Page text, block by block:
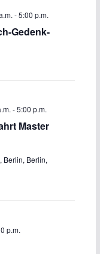
u
n
A
n
s
i
N
Gedenk-
-5:00 p.m.
Master
-5:00 p.m.
Berlin, Berlin,
p.m.